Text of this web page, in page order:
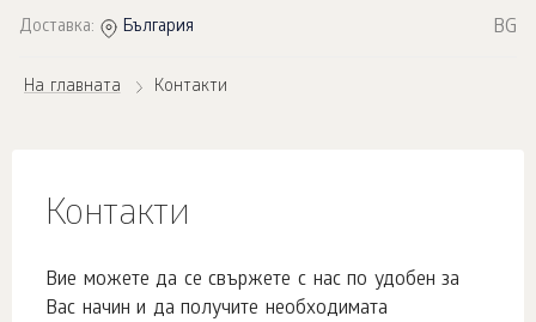
Доставка: България BG
На главната Контакти
Контакти
Вие можете да се свържете с нас по удобен за
Вас начин и да получите необходимата